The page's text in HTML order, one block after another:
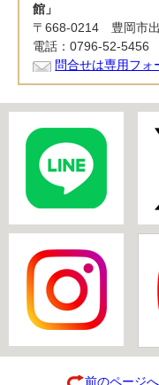
館」
〒668-0214 豊岡市
電話：0796-52-5456
問合せは専用フォ
前のページ